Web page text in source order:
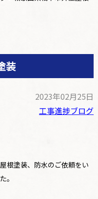
装
2023年02月25日
工事進捗ブログ
根塗装、防水のご依頼をい
。